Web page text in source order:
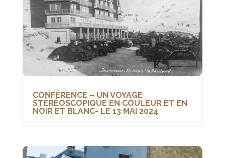
CONFÉRENCE – UN VOYAGE
STÉRÉOSCOPIQUE EN COULEUR ET EN
NOIR ET BLANC- LE 13 MAI 2024